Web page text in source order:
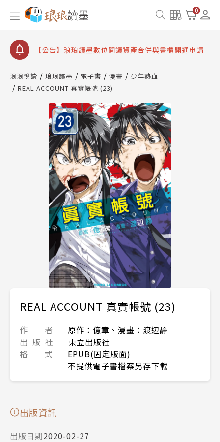
0
【公告】琅琅書店服務升級重要說明及資產合併結果
查詢
【公告】因 Readmoo 讀墨系統維護中，本站同步暫
【公告】琅琅讀墨數位閱讀資產合併與書櫃開通申請
【公告】琅琅讀墨 3 分鐘完成書櫃開通與資產合併申
請圖文教學
【公告】琅琅書店服務升級重要說明及資產合併結果
【公告】因 Readmoo 讀墨系統維護中，本站同步暫
停部分閱讀服務
琅琅悅讀 琅琅讀墨 電子書 漫畫
少年熱血
REAL ACCOUNT 真實帳號 (23)
REAL ACCOUNT 真實帳號 (23)
作 者
原作：億章、漫畫：渡辺静
出 版 社
東立出版社
格 式
EPUB(固定版面)
不提供電子書檔案另存下載
出版資訊
出版日期2020-02-27